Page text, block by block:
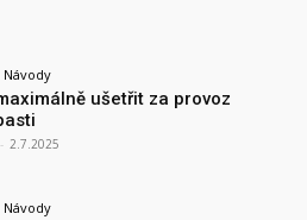
Návody
ušetřit za provoz
- 2.7.2025
Návody